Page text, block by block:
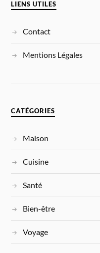
LIENS UTILES
Contact
Mentions Légales
CATÉGORIES
Maison
Cuisine
Santé
Bien-être
Voyage